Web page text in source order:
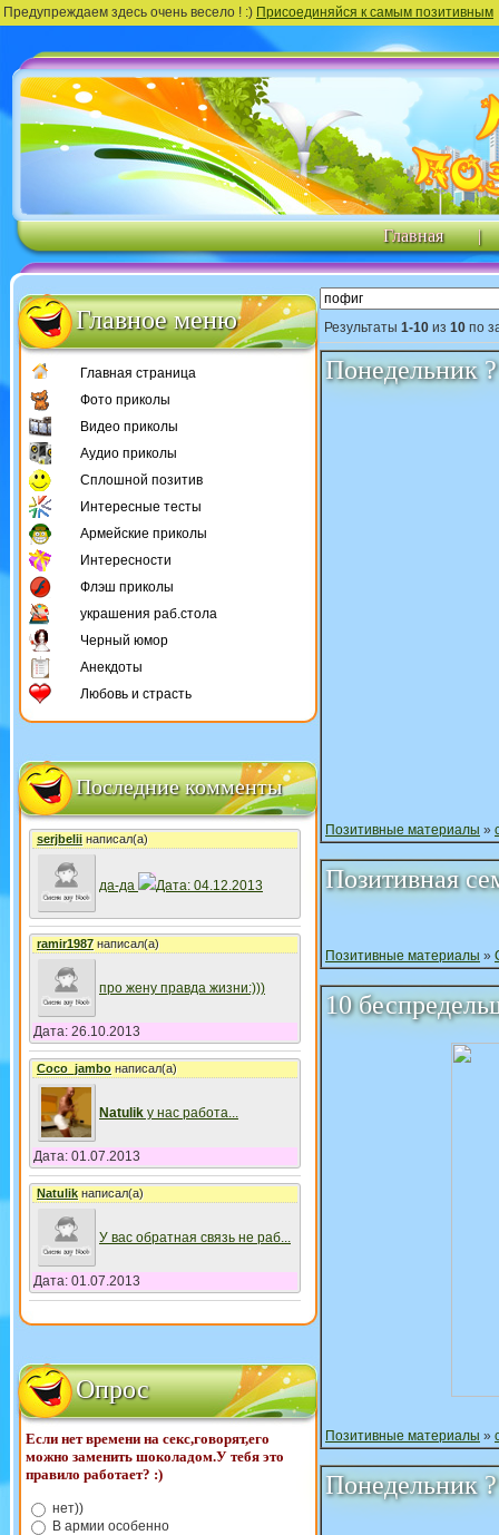
Предупреждаем здесь очень весело ! :) Присоединяйся к самым позитивным
Главная |
Главное меню
Главная страница
Фото приколы
Видео приколы
Аудио приколы
Сплошной позитив
Интересные тесты
Армейские приколы
Интересности
Флэш приколы
украшения раб.стола
Черный юмор
Анекдоты
Любовь и страсть
Последние комменты
serjbeliiнаписал(а)
да-да Дата: 04.12.2013
ramir1987написал(а)
про жену правда жизни:)))
Дата: 26.10.2013
Coco_jambo написал(а)
Natulik у нас работа...
Дата: 01.07.2013
Natulikнаписал(а)
У вас обратная связь не раб...
Дата: 01.07.2013
Опрос
Если нет времени на секс,говорят,его
можно заменить шоколадом.У тебя это
правило работает? :)
нет))
В армии особенно
Результаты 1-10 из 10 по
Понедельник
Позитивные материалы »
Позитивная
Позитивные материалы »
10
Позитивные материалы »
Понедельник